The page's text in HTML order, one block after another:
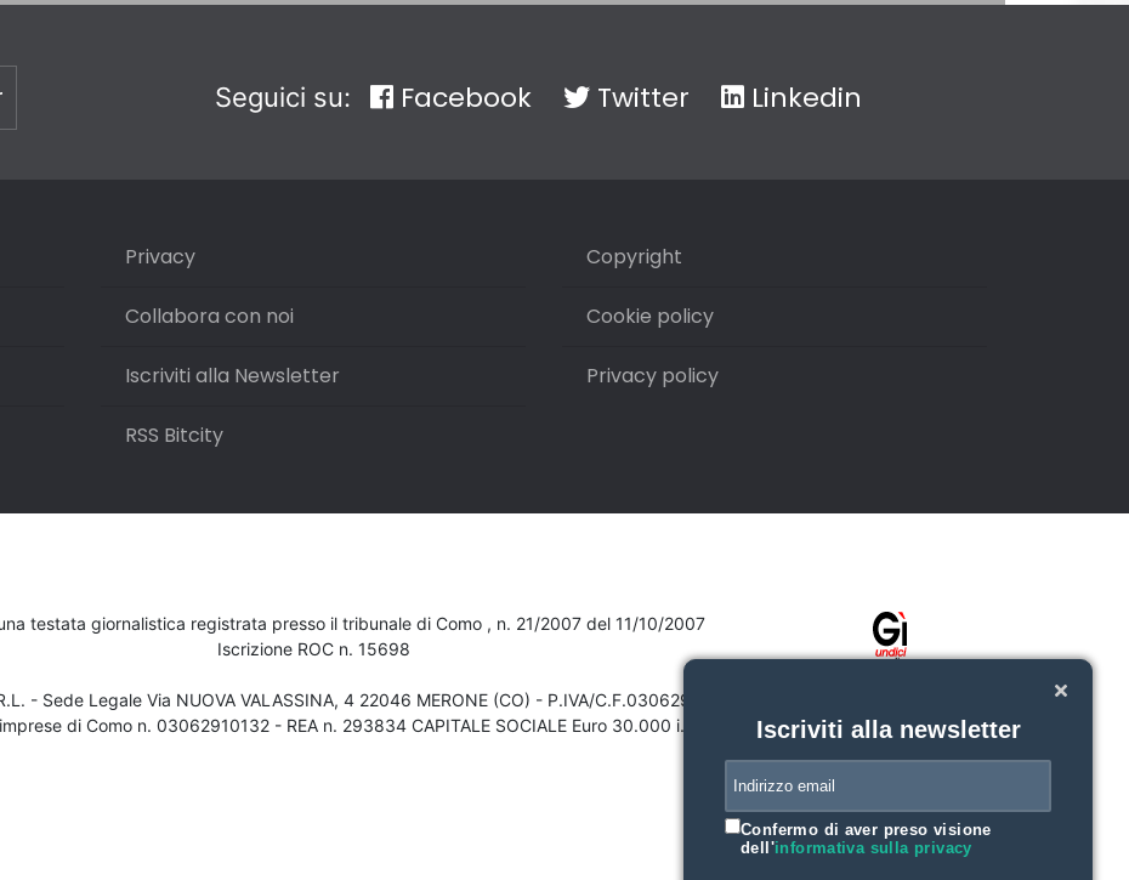
Seguici su: Facebook Twitter Linkedin
Privacy
Collabora con noi
Iscriviti alla Newsletter
RSS Bitcity
Copyright
Cookie policy
Privacy policy
testata giornalistica registrata presso il tribunale di Como , n. 21/2007 del 11/10/2007
Iscrizione ROC n. 15698
- Sede Legale Via NUOVA VALASSINA, 4 22046 MERONE (CO) - P.IVA/C.F.03062910132
di Como n. 03062910132 - REA n. 293834 CAPITALE SOCIALE Euro 30.000 i.v.
Iscriviti alla newsletter
Confermo di aver preso visione
dell'informativa sulla privacy